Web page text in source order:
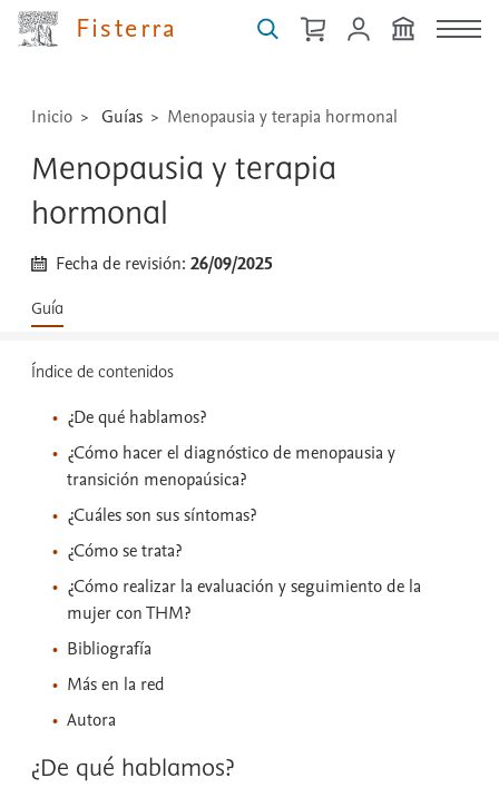
Fisterra
técnicas
...
Inicio Guías Menopausia y terapia hormonal
Menopausia y terapia
hormonal
Fecha de revisión:26/09/2025
Guía
Índice de contenidos
¿De qué hablamos?
¿Cómo hacer el diagnóstico de menopausia y
transición menopaúsica?
¿Cuáles son sus síntomas?
¿Cómo se trata?
¿Cómo realizar la evaluación y seguimiento de la
mujer con THM?
Bibliografía
Más en la red
Autora
¿De qué hablamos?